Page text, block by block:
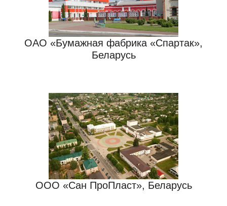
ОАО «Бумажная фабрика «Спартак»,
Беларусь
ООО «Cан ПрoПласт», Беларусь